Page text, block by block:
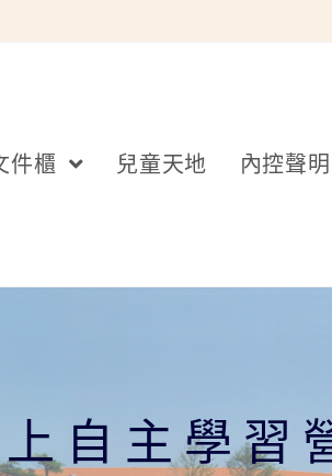
件櫃 兒童天地 內控聲明
自主學習